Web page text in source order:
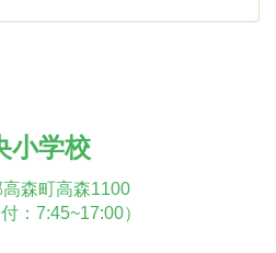
小学校
森町高森1100
：7:45~17:00）